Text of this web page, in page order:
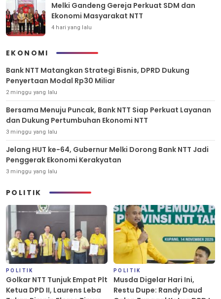
Melki Gandeng Gereja Perkuat SDM dan
Ekonomi Masyarakat NTT
4 hari yang lalu
EKONOMI
Bank NTT Matangkan Strategi Bisnis, DPRD Dukung
Penyertaan Modal Rp30 Miliar
2 minggu yang lalu
Bersama Menuju Puncak, Bank NTT Siap Perkuat Layanan
dan Dukung Pertumbuhan Ekonomi NTT
3 minggu yang lalu
Jelang HUT ke-64, Gubernur Melki Dorong Bank NTT Jadi
Penggerak Ekonomi Kerakyatan
3 minggu yang lalu
POLITIK
POLITIK
Golkar NTT Tunjuk Empat Plt
Ketua DPD II, Laurens Leba
POLITIK
Musda Digelar Hari Ini,
Restu Dupe: Randy Daud